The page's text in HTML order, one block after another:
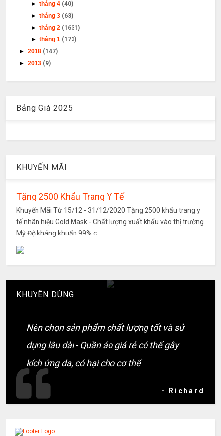
►tháng 4 (40)
►tháng 3 (63)
►tháng 2 (1631)
►tháng 1 (173)
►2018 (147)
►2013 (9)
Bảng Giá 2025
KHUYẾN MÃI
Tặng 2500 Khẩu Trang Y Tế
Khuyến Mãi Từ 15/12 - 31/12/2020 Tặng 2500 khẩu trang y
tế nhãn hiệu Gold Mask - Chất lượng xuất khẩu vào thị trường
Mỹ Độ kháng khuẩn 99% c...
KHUYÊN DÙNG
Nên chọn sản phẩm chất lượng tốt và sử
dụng lâu dài - Quần áo giá rẻ có thể gây
kích ứng da, có hại cho cơ thể
- Richard